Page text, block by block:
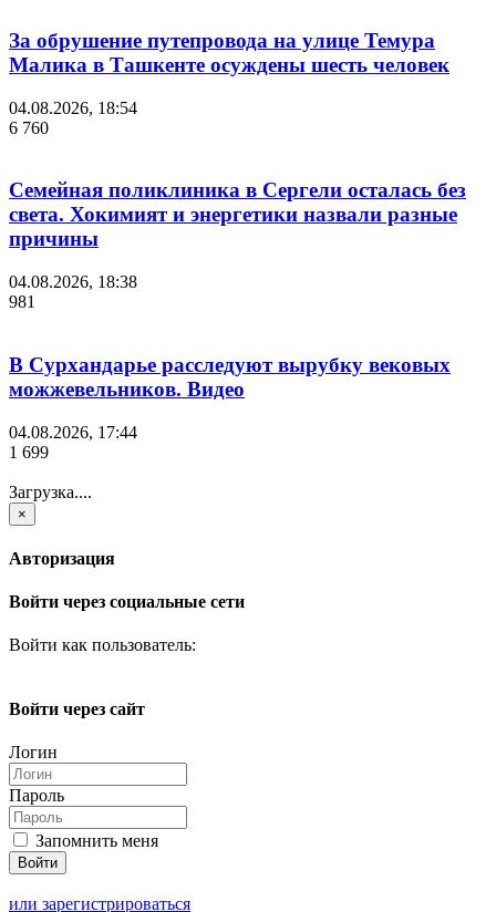
За обрушение путепровода на улице Темура
Малика в Ташкенте осуждены шесть человек
04.08.2026, 18:54
6 760
Семейная поликлиника в Сергели осталась без
света. Хокимият и энергетики назвали разные
причины
04.08.2026, 18:38
981
В Сурхандарье расследуют вырубку вековых
можжевельников. Видео
04.08.2026, 17:44
1 699
Загрузка....
×
Авторизация
Войти через социальные сети
Войти как пользователь:
Войти через сайт
Логин
Пароль
Запомнить меня
или зарегистрироваться